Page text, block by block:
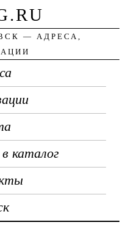
— АДРЕСА,
каталог